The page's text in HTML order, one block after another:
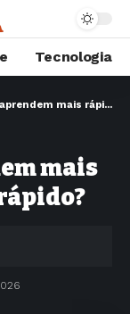
Tecnologia
rápido crescem mais rápido?
mais